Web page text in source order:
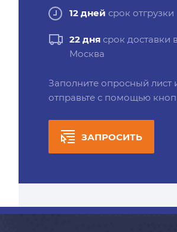
12 дней срок отгрузки
22 дня срок доставки
Москва
Заполните опросный лист
отправьте с помощью
ЗАПРОСИТЬ